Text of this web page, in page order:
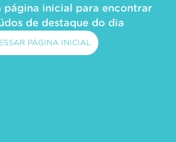
página inicial para encontrar
de destaque do dia
PÁGINA INICIAL